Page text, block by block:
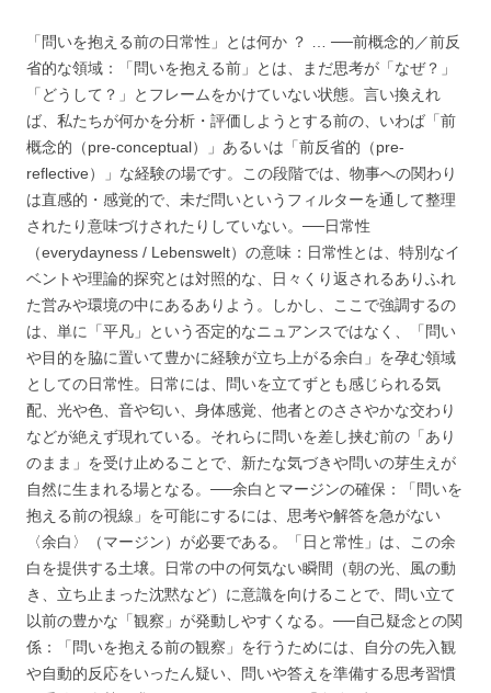
「問いを抱える前の日常性」とは何か ？ … ──前概念的／前反
省的な領域：「問いを抱える前」とは、まだ思考が「なぜ？」
「どうして？」とフレームをかけていない状態。言い換えれ
ば、私たちが何かを分析・評価しようとする前の、いわば「前
概念的（pre-conceptual）」あるいは「前反省的（pre-
reflective）」な経験の場です。この段階では、物事への関わり
は直感的・感覚的で、未だ問いというフィルターを通して整理
されたり意味づけされたりしていない。──日常性
（everydayness / Lebenswelt）の意味：日常性とは、特別なイ
ベントや理論的探究とは対照的な、日々くり返されるありふれ
た営みや環境の中にあるありよう。しかし、ここで強調するの
は、単に「平凡」という否定的なニュアンスではなく、「問い
や目的を脇に置いて豊かに経験が立ち上がる余白」を孕む領域
としての日常性。日常には、問いを立てずとも感じられる気
配、光や色、音や匂い、身体感覚、他者とのささやかな交わり
などが絶えず現れている。それらに問いを差し挟む前の「あり
のまま」を受け止めることで、新たな気づきや問いの芽生えが
自然に生まれる場となる。──余白とマージンの確保：「問いを
抱える前の視線」を可能にするには、思考や解答を急がない
〈余白〉（マージン）が必要である。「日と常性」は、この余
白を提供する土壌。日常の中の何気ない瞬間（朝の光、風の動
き、立ち止まった沈黙など）に意識を向けることで、問い立て
以前の豊かな「観察」が発動しやすくなる。──自己疑念との関
係：「問いを抱える前の観察」を行うためには、自分の先入観
や自動的反応をいったん疑い、問いや答えを準備する思考習慣